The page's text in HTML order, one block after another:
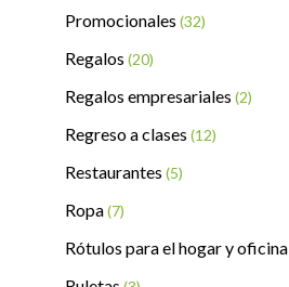
Promocionales (32)
Regalos (20)
Regalos empresariales (2)
Regreso a clases (12)
Restaurantes (5)
Ropa(7)
Rótulos para el hogar y oficina